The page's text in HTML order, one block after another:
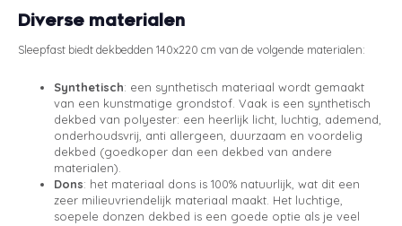
Diverse materialen
Sleepfast biedt dekbedden 140x220 cm van de volgende materialen:
Synthetisch: een synthetisch materiaal wordt gemaakt
van een kunstmatige grondstof. Vaak is een synthetisch
dekbed van polyester: een heerlijk licht, luchtig, ademend,
onderhoudsvrij, anti allergeen, duurzaam en voordelig
dekbed (goedkoper dan een dekbed van andere
materialen).
Dons: het materiaal dons is 100% natuurlijk, wat dit een
zeer milieuvriendelijk materiaal maakt. Het luchtige,
soepele donzen dekbed is een goede optie als je veel